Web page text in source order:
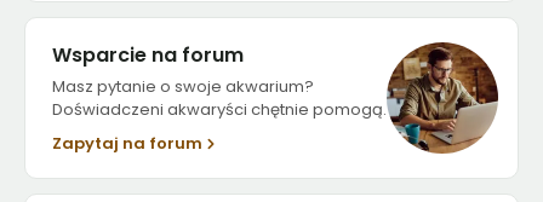
Wsparcie na forum
Masz pytanie o swoje akwarium?
Doświadczeni akwaryści chętnie pomogą.
Zapytaj na forum